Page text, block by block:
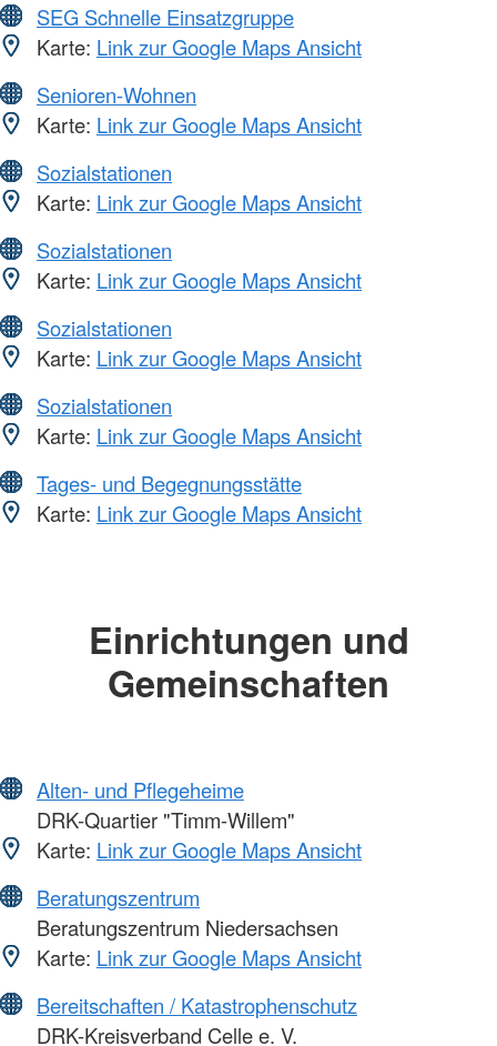
SEG Schnelle Einsatzgruppe
Karte: Link zur Google Maps Ansicht
Senioren-Wohnen
Karte: Link zur Google Maps Ansicht
Sozialstationen
Karte: Link zur Google Maps Ansicht
Sozialstationen
Karte: Link zur Google Maps Ansicht
Sozialstationen
Karte: Link zur Google Maps Ansicht
Sozialstationen
Karte: Link zur Google Maps Ansicht
Tages- und Begegnungsstätte
Karte: Link zur Google Maps Ansicht
Einrichtungen und
Gemeinschaften
Alten- und Pflegeheime
DRK-Quartier "Timm-Willem"
Karte: Link zur Google Maps Ansicht
Beratungszentrum
Beratungszentrum Niedersachsen
Karte: Link zur Google Maps Ansicht
Bereitschaften / Katastrophenschutz
DRK-Kreisverband Celle e. V.